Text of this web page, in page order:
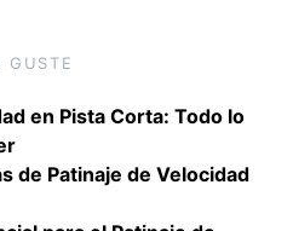
GUSTE
en Pista Corta: Todo lo
de Patinaje de Velocidad